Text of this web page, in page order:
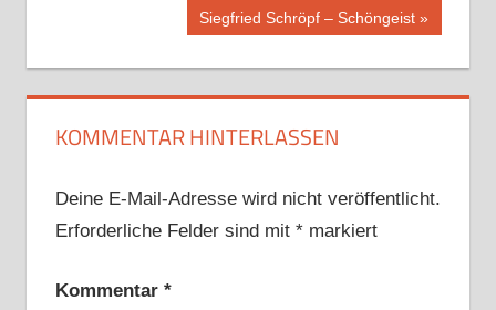
Nächster
Siegfried Schröpf – Schöngeist
KOMMENTAR HINTERLASSEN
Deine E-Mail-Adresse wird nicht veröffentlicht.
Erforderliche Felder sind mit *markiert
Kommentar *